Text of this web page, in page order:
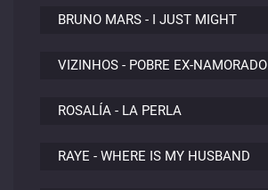
BRUNO MARS - I JUST MIGHT
VIZINHOS - POBRE EX-NAMORADO
ROSALÍA - LA PERLA
RAYE - WHERE IS MY HUSBAND